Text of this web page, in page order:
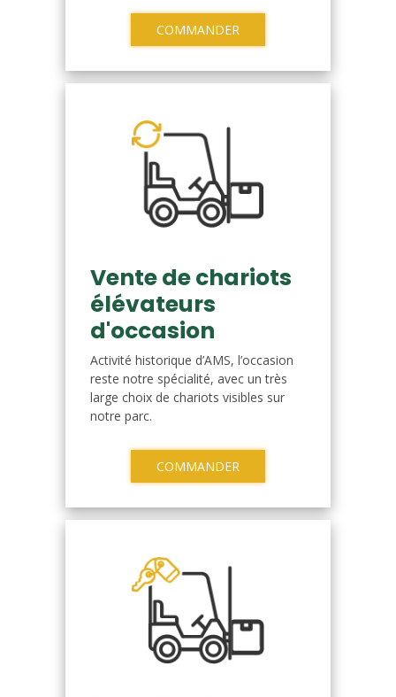
COMMANDER
Vente de chariots
élévateurs
d'occasion
Activité historique d’AMS, l’occasion
reste notre spécialité, avec un très
large choix de chariots visibles sur
notre parc.
COMMANDER